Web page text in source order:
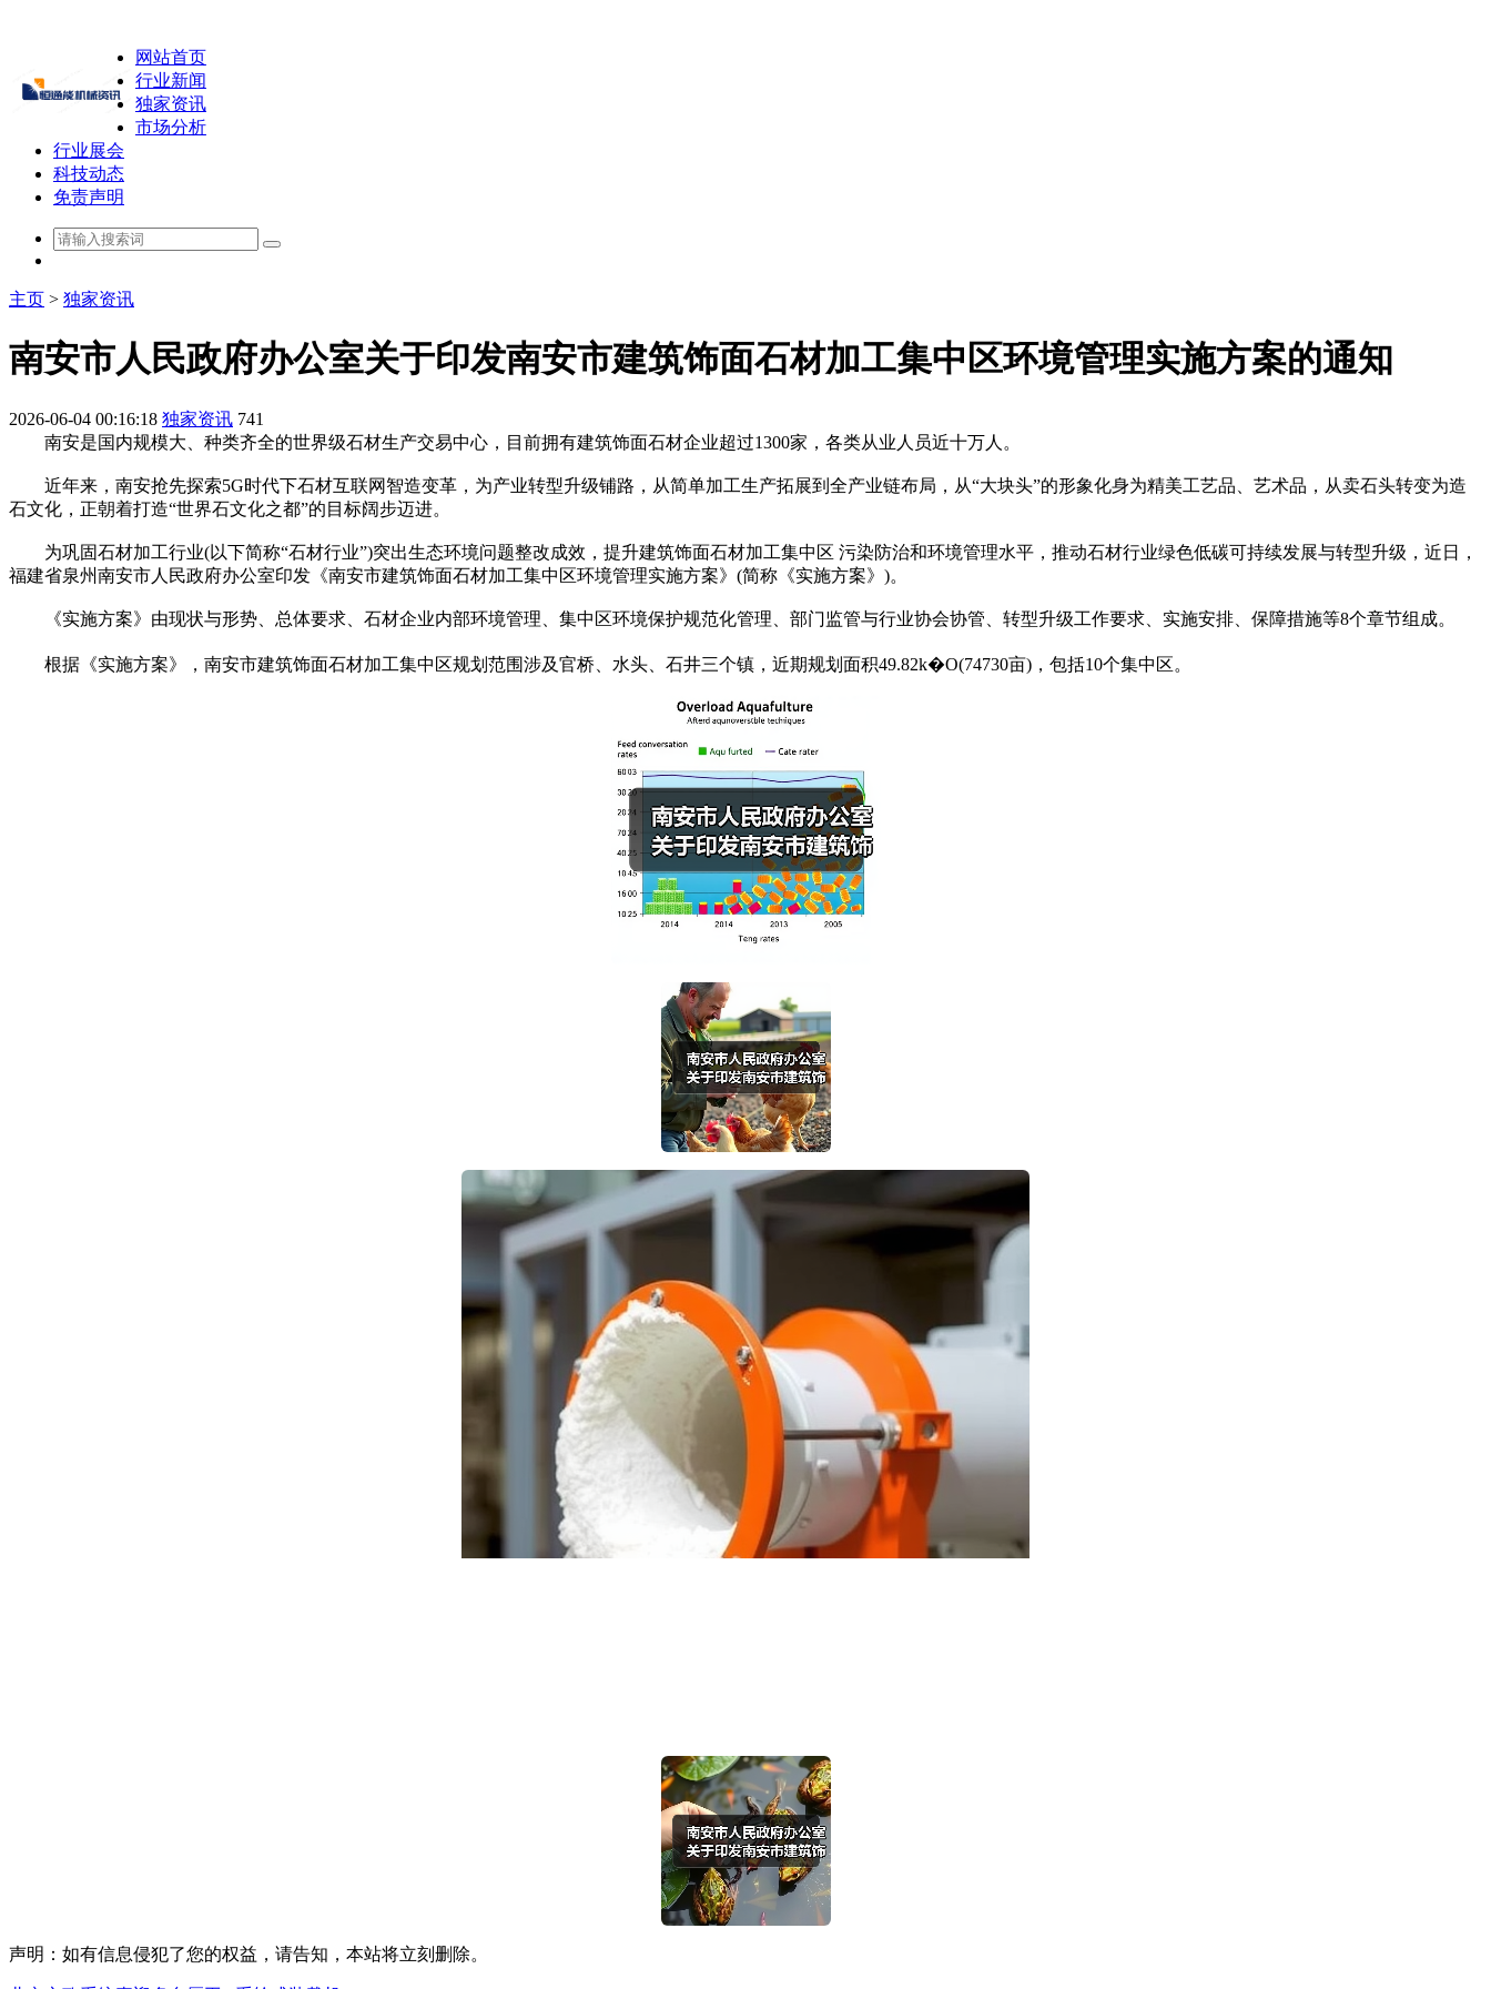
网站首页
行业新闻
独家资讯
市场分析
行业展会
科技动态
免责声明
主页 > 独家资讯
南安市人民政府办公室关于印发南安市建筑饰面石材加工集中区环境管理实施方案的通知
2026-06-04 00:16:18 独家资讯 741
南安是国内规模大、种类齐全的世界级石材生产交易中心，目前拥有建筑饰面石材企业超过1300家，各类从业人员近十万人。
近年来，南安抢先探索5G时代下石材互联网智造变革，为产业转型升级铺路，从简单加工生产拓展到全产业链布局，从“大块头”的形象化身为精美工艺品、艺术品，从卖石头转变为造
石文化，正朝着打造“世界石文化之都”的目标阔步迈进。
为巩固石材加工行业(以下简称“石材行业”)突出生态环境问题整改成效，提升建筑饰面石材加工集中区 污染防治和环境管理水平，推动石材行业绿色低碳可持续发展与转型升级，近日，
福建省泉州南安市人民政府办公室印发《南安市建筑饰面石材加工集中区环境管理实施方案》(简称《实施方案》)。
《实施方案》由现状与形势、总体要求、石材企业内部环境管理、集中区环境保护规范化管理、部门监管与行业协会协管、转型升级工作要求、实施安排、保障措施等8个章节组成。
根据《实施方案》，南安市建筑饰面石材加工集中区规划范围涉及官桥、水头、石井三个镇，近期规划面积49.82k�O(74730亩)，包括10个集中区。
声明：如有信息侵犯了您的权益，请告知，本站将立刻删除。